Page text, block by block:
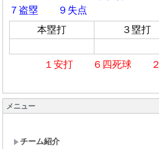
メニュー
チーム紹介
７盗塁 ９失点
本塁打
３塁打
１安打 ６四死球